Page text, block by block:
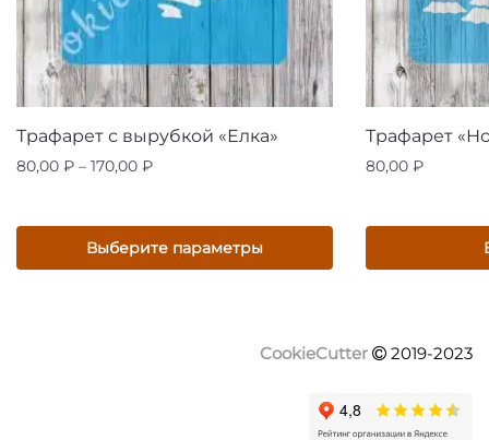
Трафарет с вырубкой «Елка»
80,00 ₽ – 170,00 ₽Диапазон
170,00 ₽
Выберите параметры
товар
Трафарет
80,00 ₽
CookieCutter 2019-2023